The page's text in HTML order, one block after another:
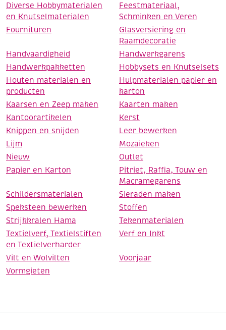
Diverse Hobbymaterialen
en Knutselmaterialen
Feestmateriaal,
Schminken en Veren
Fournituren
Glasversiering en
Raamdecoratie
Handvaardigheid
Handwerkgarens
Handwerkpakketten
Hobbysets en Knutselsets
Houten materialen en
producten
Hulpmaterialen papier en
karton
Kaarsen en Zeep maken
Kaarten maken
Kantoorartikelen
Kerst
Knippen en snijden
Leer bewerken
Lijm
Mozaieken
Nieuw
Outlet
Papier en Karton
Pitriet, Raffia, Touw en
Macramegarens
Schildersmaterialen
Sieraden maken
Speksteen bewerken
Stoffen
Strijkkralen Hama
Tekenmaterialen
Textielverf, Textielstiften
en Textielverharder
Verf en Inkt
Vilt en Wolvilten
Voorjaar
Vormgieten